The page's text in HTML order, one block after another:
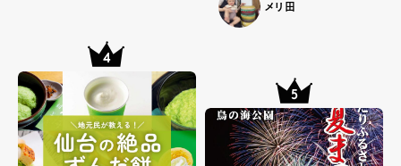
メリ田